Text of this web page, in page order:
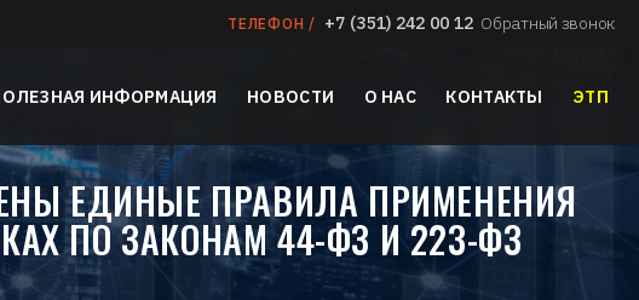
ТЕЛЕФОН / +7 (351) 242 00 12 Обратный звонок
ИНФОРМАЦИЯ НОВОСТИ О НАС КОНТАКТЫ ЭТП
ЕДИНЫЕ ПРАВИЛА ПРИМЕНЕНИЯ
ПО ЗАКОНАМ 44-ФЗ И 223-ФЗ